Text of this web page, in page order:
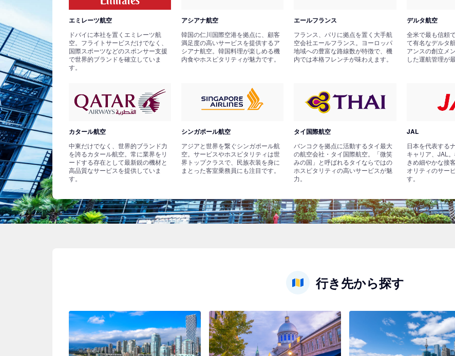
エミレーツ航空
ドバイに本社を置くエミレーツ航
空。フライトサービスだけでなく、
国際スポーツなどのスポンサー支援
で世界的ブランドを確立していま
す。
アシアナ航空
韓国の仁川国際空港を拠点に、顧客
満足度の高いサービスを提供するア
シアナ航空。韓国料理が楽しめる機
内食やホスピタリティが魅力です。
エールフランス
フランス、パリに拠点を置く大手航
空会社エールフランス。ヨーロッパ
地域への豊富な路線数が特徴で、機
内では本格フレンチが味わえます。
デルタ航空
全米で最も信頼
て有名なデルタ
アンスの創立メ
した運航管理が
カタール航空
中東だけでなく、世界的ブランド力
を誇るカタール航空。常に業界をリ
ードする存在として最新鋭の機材と
高品質なサービスを提供していま
す。
シンガポール航空
アジアと世界を繋ぐシンガポール航
空。サービスやホスピタリティは世
界トップクラスで、民族衣装を身に
まとった客室乗務員にも注目です。
タイ国際航空
バンコクを拠点に活動するタイ最大
の航空会社・タイ国際航空。「微笑
みの国」と呼ばれるタイならではの
ホスピタリティの高いサービスが魅
力。
JAL
日本を代表する
キャリア、JAL
きめ細やかな接
オリティのサー
す。
行き先から探す